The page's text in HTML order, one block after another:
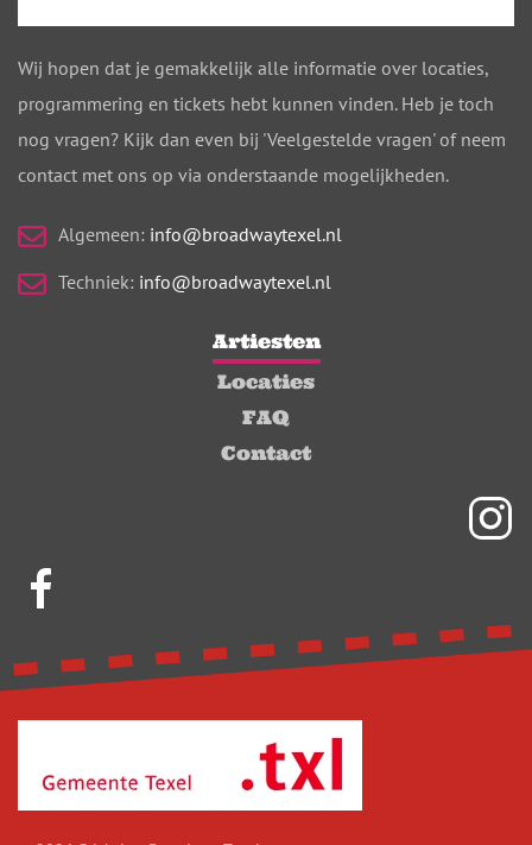
Wij hopen dat je gemakkelijk alle informatie over locaties,
programmering en tickets hebt kunnen vinden. Heb je toch
nog vragen? Kijk dan even bij 'Veelgestelde vragen' of neem
contact met ons op via onderstaande mogelijkheden.
Algemeen: info@broadwaytexel.nl
Techniek: info@broadwaytexel.nl
Artiesten
Locaties
FAQ
Contact